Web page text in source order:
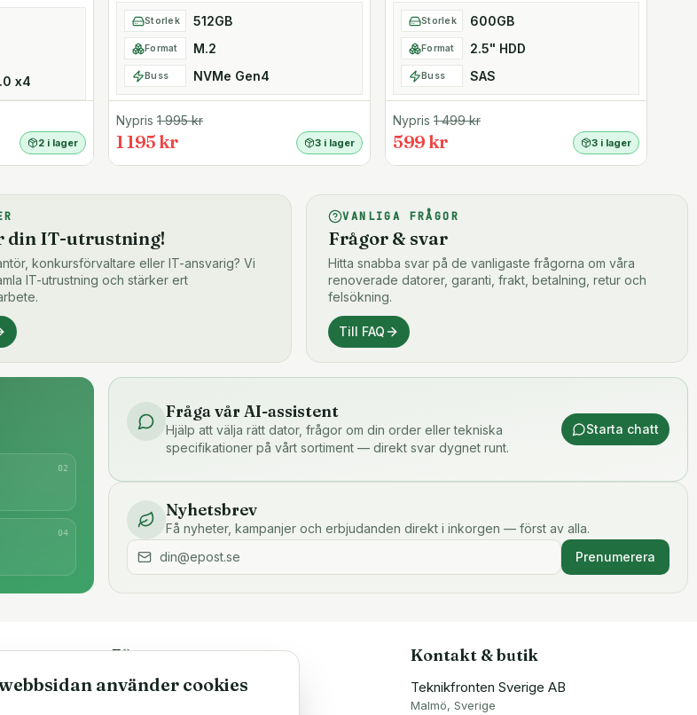
x4
2 i lager
Storlek 512GB
Format M.2
Buss NVMe Gen4
Nypris 1 995kr
1 195 kr 3 i lager
Storlek 600GB
Format 2.5" HDD
Buss SAS
Nypris 1 499kr
599 kr 3 i lager
din IT-utrustning!
konkursförvaltare eller IT-ansvarig? Vi
IT-utrustning och stärker ert
VANLIGA FRÅGOR
Frågor & svar
Hitta snabba svar på de vanligaste frågorna om våra
renoverade datorer, garanti, frakt, betalning, retur och
felsökning.
Till FAQ
02
04
Fråga vår AI-assistent
Hjälp att välja rätt dator, frågor om din order eller tekniska
specifikationer på vårt sortiment — direkt svar dygnet runt.
Starta chatt
Nyhetsbrev
Få nyheter, kampanjer och erbjudanden direkt i inkorgen — först av alla.
Prenumerera
Företaget
Om oss
Kontakt & butik
Teknikfronten Sverige AB
Malmö, Sverige
använder cookies